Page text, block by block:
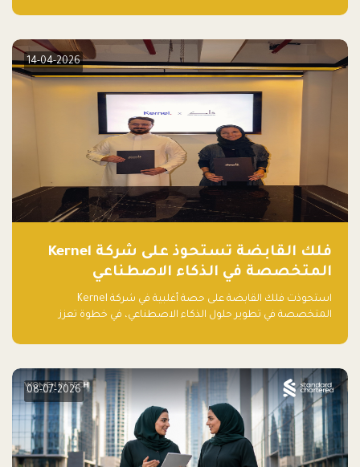
14-04-2026
فلك القابضة تستحوذ على شركة Kernel
المتخصصة في الذكاء الاصطناعي
استحوذت فلك القابضة على حصة أغلبية في شركة Kernel
المتخصصة في تطوير حلول الذكاء الاصطناعي، في خطوة تعزز
المنطقة.
08-07-2026